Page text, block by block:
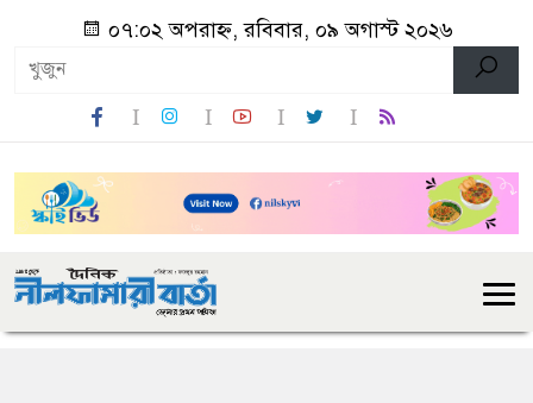
০৭:০২ অপরাহ্ন, রবিবার, ০৯ অগাস্ট ২০২৬